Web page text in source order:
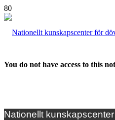
You do not have access to this
Nationellt